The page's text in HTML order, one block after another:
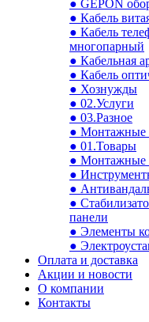
● GEPON
● Кабель
● Кабель
многопарный
● Кабельная
● Кабель
● Хознужды
● 02.Услуги
● 03.Разное
● Монтажные
● 01.Товары
● Монтажные
●
●
●
панели
● Элементы
●
Оплата и доставка
Акции и новости
О компании
Контакты